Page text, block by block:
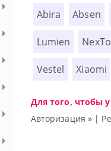
Abira Absen
Lumien
Vestel Xiaomi
Для того, чтобы
Авторизация » |